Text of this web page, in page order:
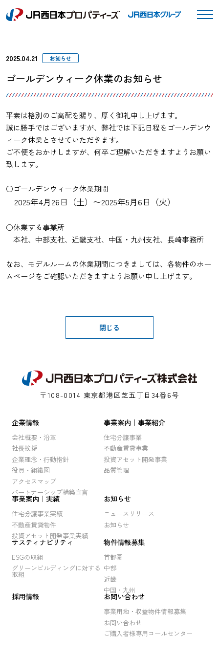
2025.04.21 お知らせ
ゴールデンウィーク休業のお知らせ
平素は格別のご高配を賜り、厚く御礼申し上げます。
誠に勝手ではございますが、弊社では下記日程をゴールデンウ
ィーク休業とさせていただきます。
ご不便をおかけしますが、何卒ご理解いただきますようお願い
致します。
○ゴールデンウィーク休業期間
2025年4月26日（土）〜2025年5月6日（火）
○休業する事業所
本社、中部支社、近畿支社、中国・九州支社、長崎事務所
なお、モデルルームの休業期間につきましては、 各物件のホー
ムページをご確認いただきますようお願い申し上げます。
閉じる
〒108-0014 東京都港区芝五丁目34番6号
企業情報
会社概要・沿⾰
社⻑挨拶
企業理念・⾏動指針
役員・組織図
アクセスマップ
パートナーシップ構築宣⾔
事業案内｜事業紹介
住宅分譲事業
不動産賃貸事業
投資アセット開発事業
品質管理
事業案内｜実績
住宅分譲事業実績
不動産賃貸物件
投資アセット開発事業実績
お知らせ
ニュースリリース
お知らせ
サスティナビリティ
ESGの取組
グリーンビルディングに対する
取組
物件情報募集
首都圏
中部
近畿
中国・九州
採用情報 お問い合わせ
事業用地・収益物件情報募集
お問い合わせ
ご購入者様専用コールセンター